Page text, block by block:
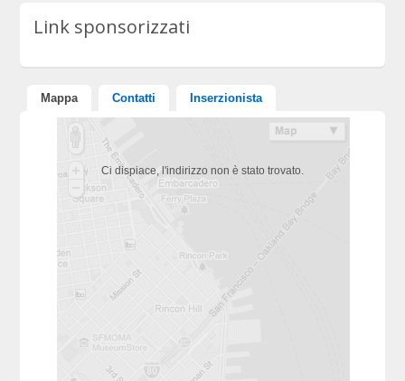
Link sponsorizzati
Mappa Contatti Inserzionista
Ci dispiace, l'indirizzo non è stato trovato.